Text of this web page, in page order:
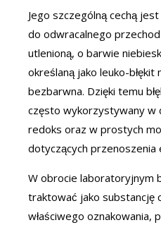
Jego szczególną cechą
do odwracalnego
utlenioną, o barwie
określaną jako leuko-
bezbarwna. Dzięki temu
często wykorzystywany w
redoks oraz w prostych
dotyczących przenoszenia
W obrocie laboratoryjnym
traktować jako substancję
właściwego oznakowania,